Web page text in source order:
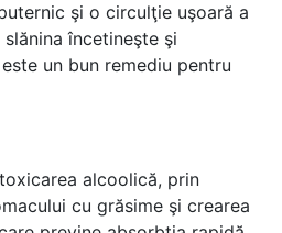
şi o circulţie uşoară a
slănina încetineşte şi
un bun remediu pentru
alcoolică, prin
cu grăsime şi crearea